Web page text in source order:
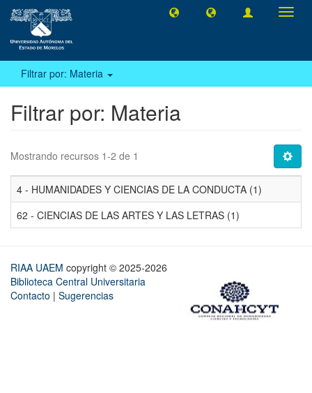
Filtrar por: Materia
Filtrar por: Materia
Mostrando recursos 1-2 de 1
4 - HUMANIDADES Y CIENCIAS DE LA CONDUCTA (1)
62 - CIENCIAS DE LAS ARTES Y LAS LETRAS (1)
RIAA UAEM copyright © 2025-2026
Biblioteca Central Universitaria
Contacto | Sugerencias